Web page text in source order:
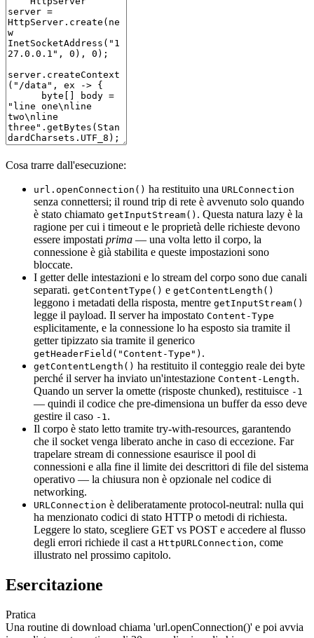
Cosa trarre dall'esecuzione:
url.openConnection() ha restituito una URLConnection
senza connettersi; il round trip di rete è avvenuto solo quando
è stato chiamato getInputStream() . Questa natura lazy è la
ragione per cui i timeout e le proprietà delle richieste devono
essere impostati prima — una volta letto il corpo, la
connessione è già stabilita e queste impostazioni sono
bloccate.
I getter delle intestazioni e lo stream del corpo sono due canali
separati. getContentType() e getContentLength()
leggono i metadati della risposta, mentre getInputStream()
legge il payload. Il server ha impostato Content-Type
esplicitamente, e la connessione lo ha esposto sia tramite il
getter tipizzato sia tramite il generico
getHeaderField("Content-Type") .
getContentLength() ha restituito il conteggio reale dei byte
perché il server ha inviato un'intestazione Content-Length.
Quando un server la omette (risposte chunked), restituisce -1
— quindi il codice che pre-dimensiona un buffer da esso deve
gestire il caso -1.
Il corpo è stato letto tramite try-with-resources, garantendo
che il socket venga liberato anche in caso di eccezione. Far
trapelare stream di connessione esaurisce il pool di
connessioni e alla fine il limite dei descrittori di file del sistema
operativo — la chiusura non è opzionale nel codice di
networking.
URLConnection è deliberatamente protocol-neutral: nulla qui
ha menzionato codici di stato HTTP o metodi di richiesta.
Leggere lo stato, scegliere GET vs POST e accedere al flusso
degli errori richiede il cast a HttpURLConnection, come
illustrato nel prossimo capitolo.
Esercitazione
Pratica
Una routine di download chiama 'url.openConnection()' e poi avvia